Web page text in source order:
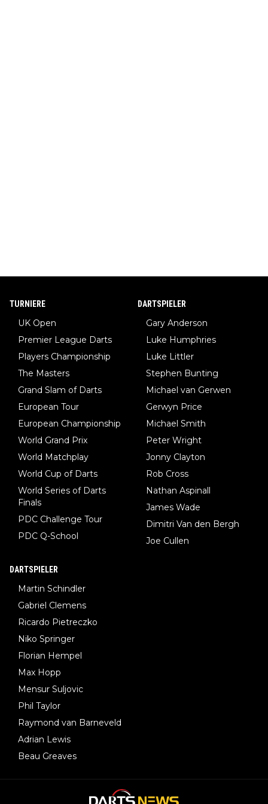
TURNIERE
UK Open
Premier League Darts
Players Championship
The Masters
Grand Slam of Darts
European Tour
European Championship
World Grand Prix
World Matchplay
World Cup of Darts
World Series of Darts
Finals
PDC Challenge Tour
PDC Q-School
DARTSPIELER
Gary Anderson
Luke Humphries
Luke Littler
Stephen Bunting
Michael van Gerwen
Gerwyn Price
Michael Smith
Peter Wright
Jonny Clayton
Rob Cross
Nathan Aspinall
James Wade
Dimitri Van den Bergh
Joe Cullen
DARTSPIELER
Martin Schindler
Gabriel Clemens
Ricardo Pietreczko
Niko Springer
Florian Hempel
Max Hopp
Mensur Suljovic
Phil Taylor
Raymond van Barneveld
Adrian Lewis
Beau Greaves